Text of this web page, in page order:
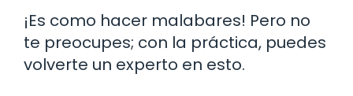
¡Es como hacer malabares! Pero no
te preocupes; con la práctica, puedes
volverte un experto en esto.